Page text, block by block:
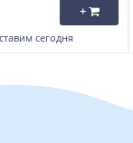
+
сегодня